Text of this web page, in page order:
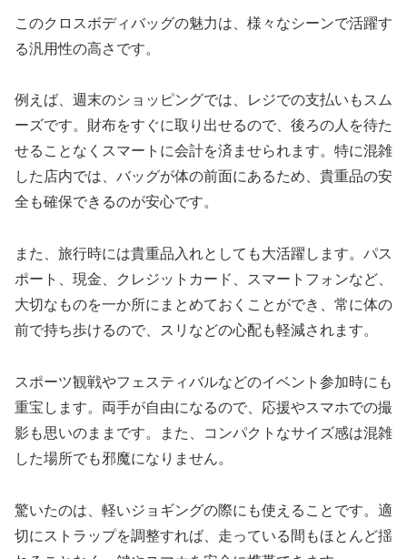
このクロスボディバッグの魅力は、様々なシーンで活躍す
る汎用性の高さです。
例えば、週末のショッピングでは、レジでの支払いもスム
ーズです。財布をすぐに取り出せるので、後ろの人を待た
せることなくスマートに会計を済ませられます。特に混雑
した店内では、バッグが体の前面にあるため、貴重品の安
全も確保できるのが安心です。
また、旅行時には貴重品入れとしても大活躍します。パス
ポート、現金、クレジットカード、スマートフォンなど、
大切なものを一か所にまとめておくことができ、常に体の
前で持ち歩けるので、スリなどの心配も軽減されます。
スポーツ観戦やフェスティバルなどのイベント参加時にも
重宝します。両手が自由になるので、応援やスマホでの撮
影も思いのままです。また、コンパクトなサイズ感は混雑
した場所でも邪魔になりません。
驚いたのは、軽いジョギングの際にも使えることです。適
切にストラップを調整すれば、走っている間もほとんど揺